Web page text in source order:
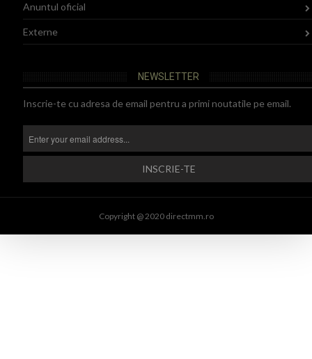
Anuntul oficial
Externe
NEWSLETTER
Inscrie-te cu adresa de email pentru a primi noutatile pe email.
Copyright @ 2020 directmm.ro